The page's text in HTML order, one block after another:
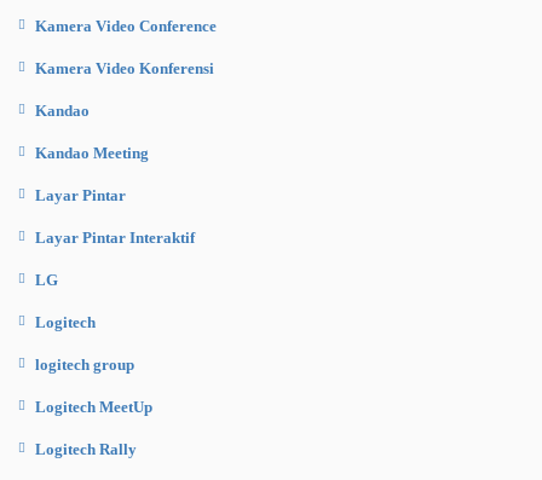
Kamera Video Conference
Kamera Video Konferensi
Kandao
Kandao Meeting
Layar Pintar
Layar Pintar Interaktif
LG
Logitech
logitech group
Logitech MeetUp
Logitech Rally